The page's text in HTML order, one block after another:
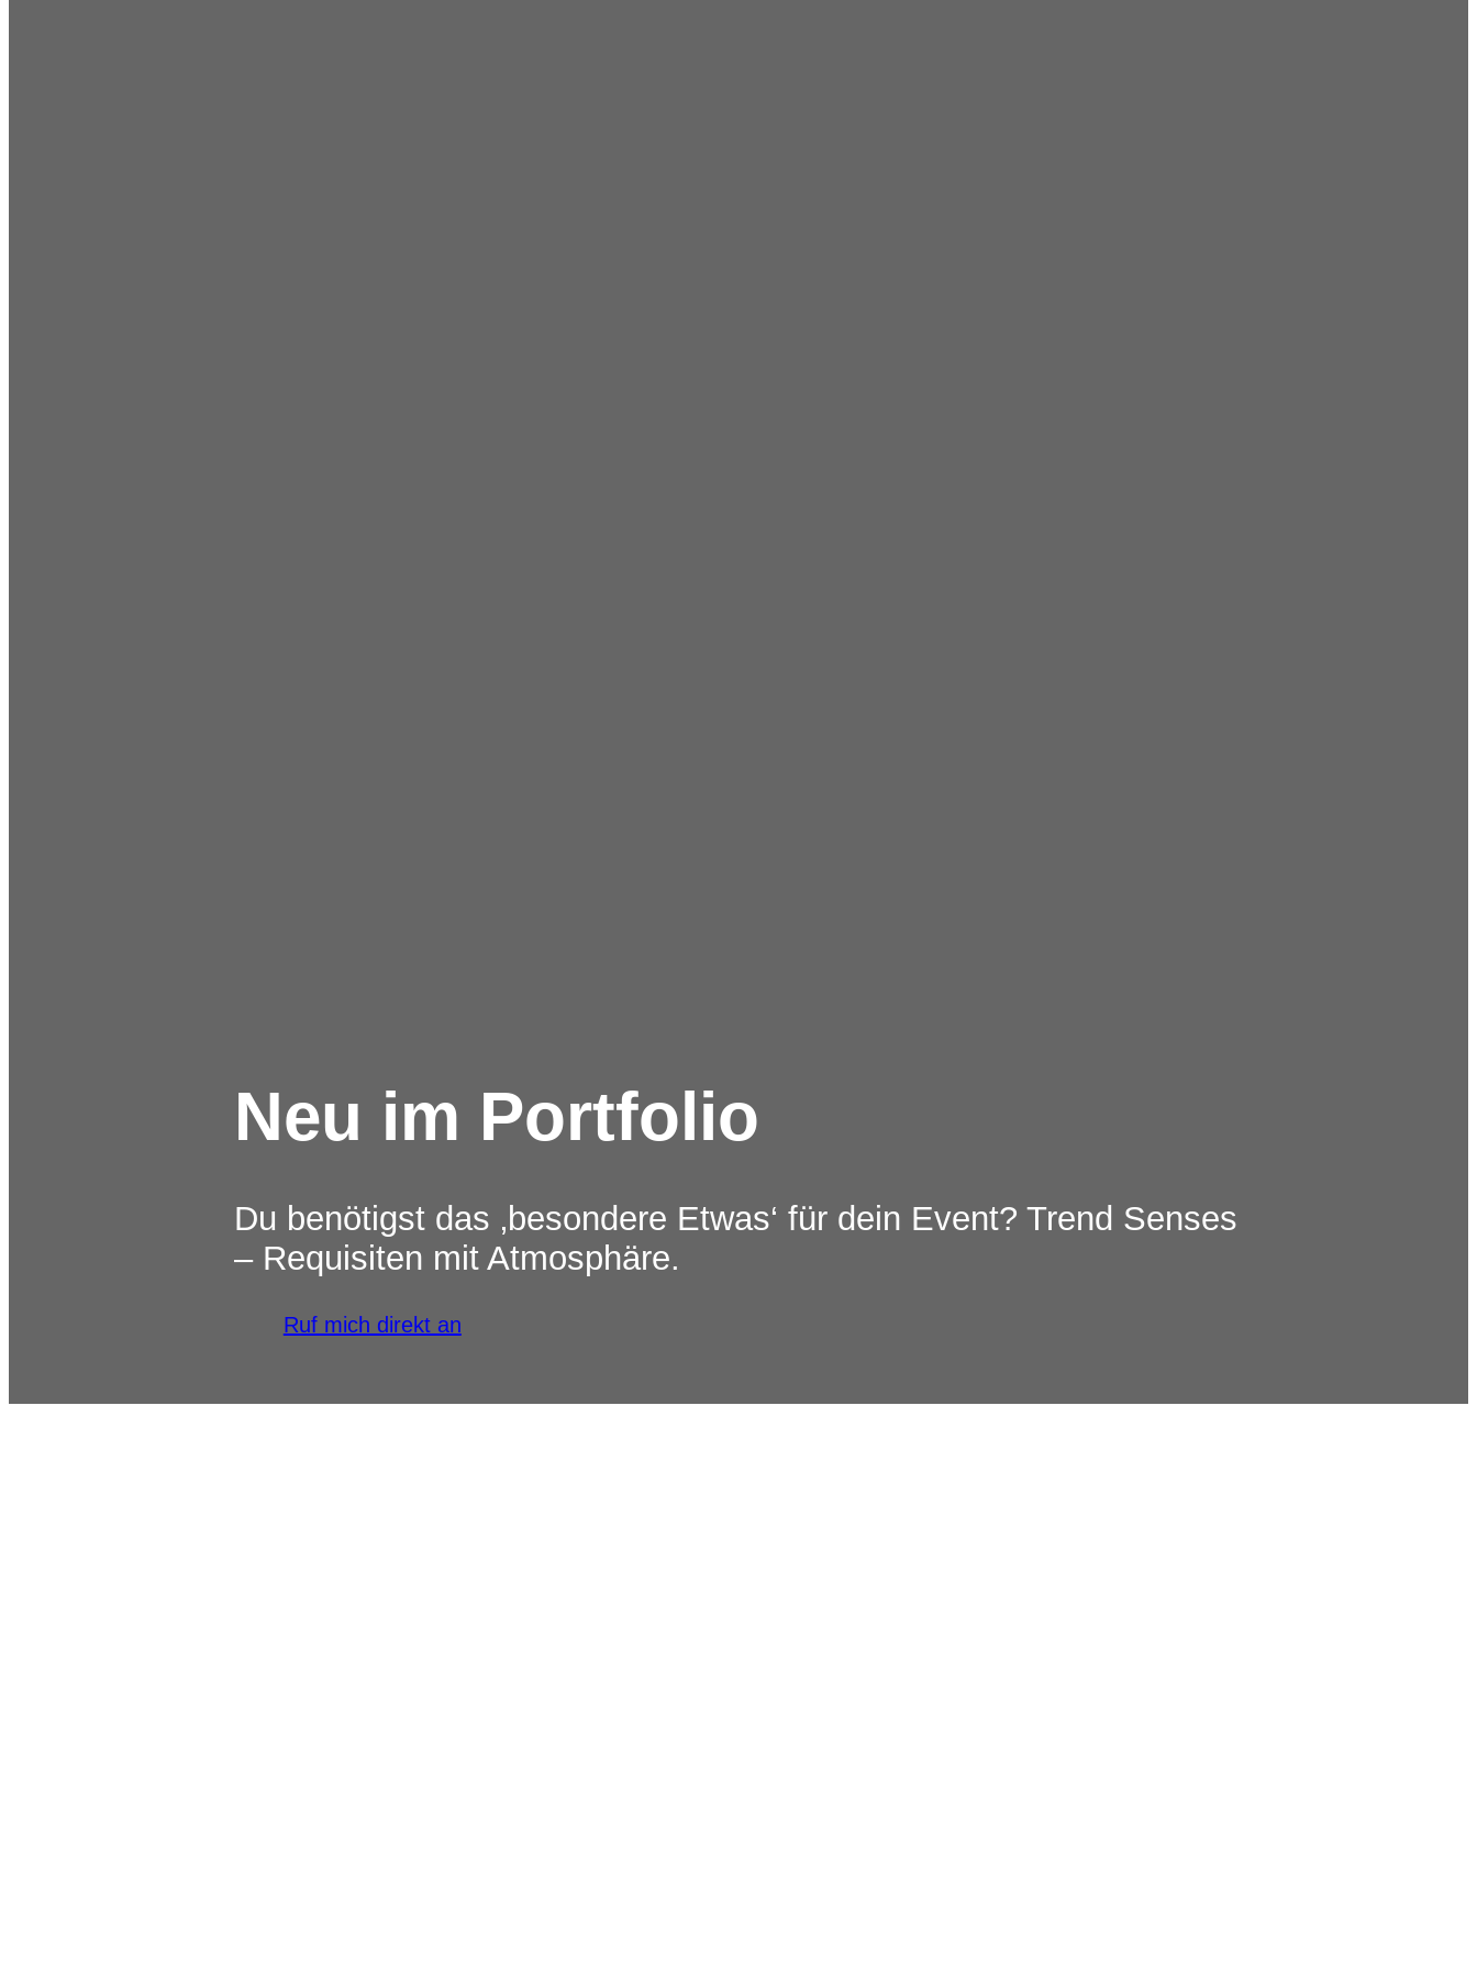
Neu im Portfolio
Du benötigst das ‚besondere Etwas‘ für dein Event? Trend Senses
– Requisiten mit Atmosphäre.
Ruf mich direkt an